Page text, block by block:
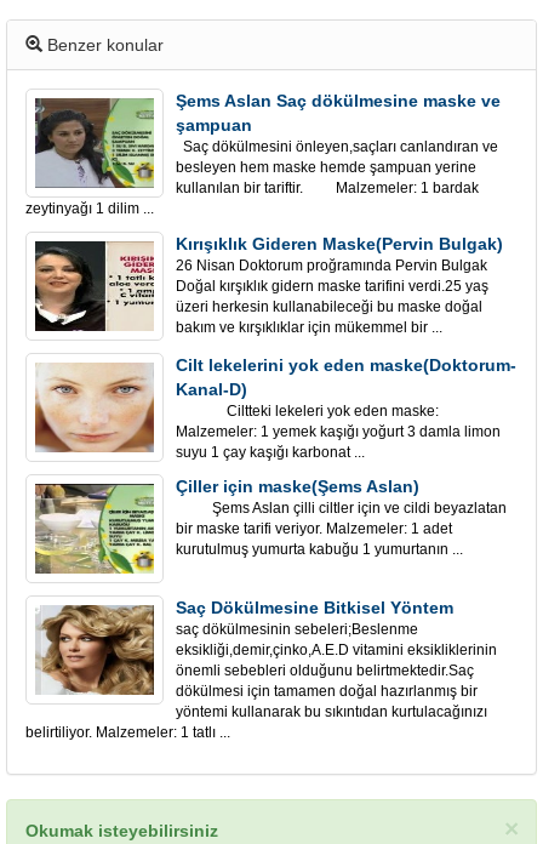
Benzer konular
Şems Aslan Saç dökülmesine maske ve
şampuan
Saç dökülmesini önleyen,saçları canlandıran ve
besleyen hem maske hemde şampuan yerine
kullanılan bir tariftir. Malzemeler: 1 bardak
zeytinyağı 1 dilim ...
Kırışıklık Gideren Maske(Pervin Bulgak)
26 Nisan Doktorum proğramında Pervin Bulgak
Doğal kırşıklık gidern maske tarifini verdi.25 yaş
üzeri herkesin kullanabileceği bu maske doğal
bakım ve kırşıklıklar için mükemmel bir ...
Cilt lekelerini yok eden maske(Doktorum-
Kanal-D)
Ciltteki lekeleri yok eden maske:
Malzemeler: 1 yemek kaşığı yoğurt 3 damla limon
suyu 1 çay kaşığı karbonat ...
Çiller için maske(Şems Aslan)
Şems Aslan çilli ciltler için ve cildi beyazlatan
bir maske tarifi veriyor. Malzemeler: 1 adet
kurutulmuş yumurta kabuğu 1 yumurtanın ...
Saç Dökülmesine Bitkisel Yöntem
saç dökülmesinin sebeleri;Beslenme
eksikliği,demir,çinko,A.E.D vitamini eksikliklerinin
önemli sebebleri olduğunu belirtmektedir.Saç
dökülmesi için tamamen doğal hazırlanmış bir
yöntemi kullanarak bu sıkıntıdan kurtulacağınızı
belirtiliyor. Malzemeler: 1 tatlı ...
×
Okumak isteyebilirsiniz